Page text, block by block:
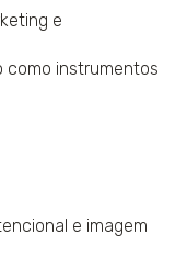
e
como instrumentos
e imagem